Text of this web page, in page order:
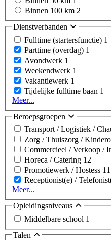
Binnen 100 km 2
Dienstverbanden
Fulltime (startersfunctie) 1
Parttime (overdag) 1
Avondwerk 1
Weekendwerk 1
Vakantiewerk 1
Tijdelijke fulltime baan 1
Meer...
Beroepsgroepen
Transport / Logistiek /
Zorg / Thuiszorg /
Commercieel / Verkoop /
Horeca / Catering 12
Promotiewerk / Hostess 11
Receptionist(e) /
Meer...
Opleidingsniveaus
Middelbare school 1
Talen